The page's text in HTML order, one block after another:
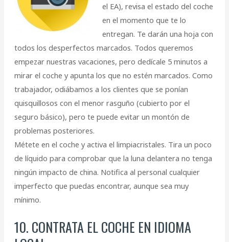
el EA), revisa el estado del coche
en el momento que te lo
entregan. Te darán una hoja con
todos los desperfectos marcados. Todos queremos
empezar nuestras vacaciones, pero dedícale 5 minutos a
mirar el coche y apunta los que no estén marcados. Como
trabajador, odiábamos a los clientes que se ponían
quisquillosos con el menor rasguño (cubierto por el
seguro básico), pero te puede evitar un montón de
problemas posteriores.
Métete en el coche y activa el limpiacristales. Tira un poco
de líquido para comprobar que la luna delantera no tenga
ningún impacto de china. Notifica al personal cualquier
imperfecto que puedas encontrar, aunque sea muy
mínimo.
10. CONTRATA EL COCHE EN IDIOMA